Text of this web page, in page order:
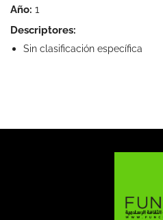
Año: 1
Descriptores:
Sin clasificación específica